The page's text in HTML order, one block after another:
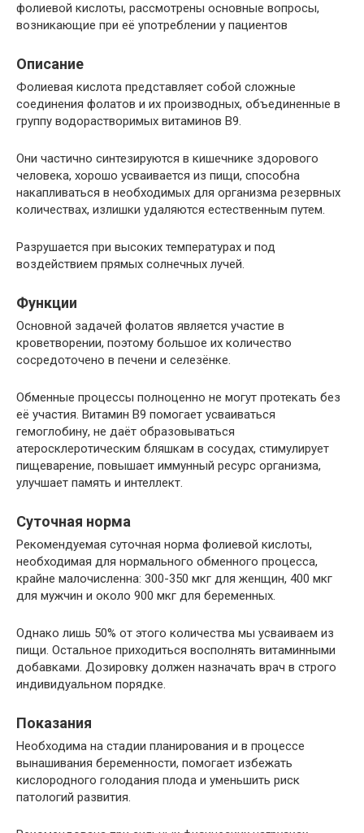
фолиевой кислоты, рассмотрены основные вопросы,
возникающие при её употреблении у пациентов
Описание
Фолиевая кислота представляет собой сложные
соединения фолатов и их производных, объединенные в
группу водорастворимых витаминов В9.
Они частично синтезируются в кишечнике здорового
человека, хорошо усваивается из пищи, способна
накапливаться в необходимых для организма резервных
количествах, излишки удаляются естественным путем.
Разрушается при высоких температурах и под
воздействием прямых солнечных лучей.
Функции
Основной задачей фолатов является участие в
кроветворении, поэтому большое их количество
сосредоточено в печени и селезёнке.
Обменные процессы полноценно не могут протекать без
её участия. Витамин В9 помогает усваиваться
гемоглобину, не даёт образовываться
атеросклеротическим бляшкам в сосудах, стимулирует
пищеварение, повышает иммунный ресурс организма,
улучшает память и интеллект.
Суточная норма
Рекомендуемая суточная норма фолиевой кислоты,
необходимая для нормального обменного процесса,
крайне малочисленна: 300-350 мкг для женщин, 400 мкг
для мужчин и около 900 мкг для беременных.
Однако лишь 50% от этого количества мы усваиваем из
пищи. Остальное приходиться восполнять витаминными
добавками. Дозировку должен назначать врач в строго
индивидуальном порядке.
Показания
Необходима на стадии планирования и в процессе
вынашивания беременности, помогает избежать
кислородного голодания плода и уменьшить риск
патологий развития.